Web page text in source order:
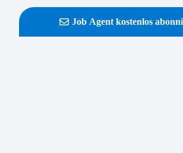
Job Agent kostenlos